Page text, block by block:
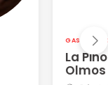
La